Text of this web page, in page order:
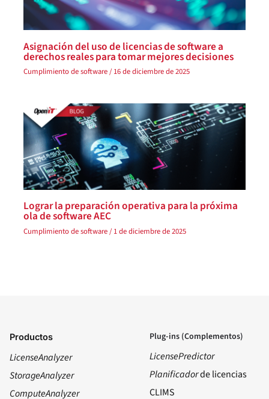
Asignación del uso de licencias de software a
derechos reales para tomar mejores decisiones
Cumplimiento de software/16 de diciembre de 2025
Lograr la preparación operativa para la próxima
ola de software AEC
Cumplimiento de software/1 de diciembre de 2025
Productos
LicenseAnalyzer
StorageAnalyzer
ComputeAnalyzer
Plug-ins (Complementos)
LicensePredictor
Planificadorde licencias
CLIMS